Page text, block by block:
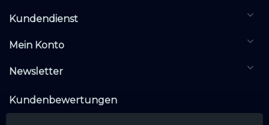
Kundendienst
Mein Konto
Newsletter
Kundenbewertungen